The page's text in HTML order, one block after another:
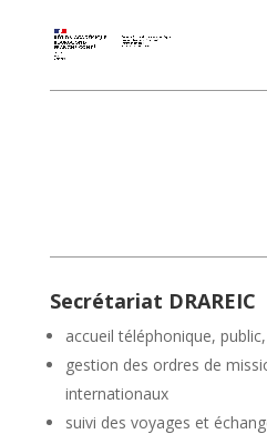
Secrétariat DRAREIC
accueil téléphonique,
gestion des ordres de
internationaux
suivi des voyages et